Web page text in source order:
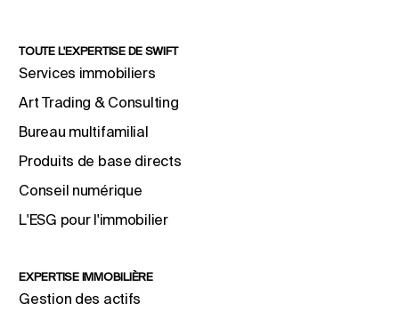
TOUTE L'EXPERTISE DE SWIFT
Services immobiliers
Art Trading & Consulting
Bureau multifamilial
Produits de base directs
Conseil numérique
L'ESG pour l'immobilier
EXPERTISE IMMOBILIÈRE
Gestion des actifs